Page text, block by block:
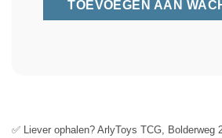
✅ Liever ophalen? ArlyToys TCG, Bolderweg